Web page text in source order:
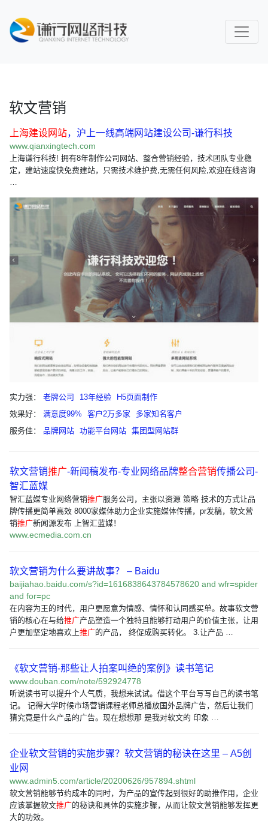
软文营销
上海建设网站，沪上一线高端网站建设公司-谦行科技
www.qianxingtech.com
上海谦行科技! 拥有8年制作公司网站、整合营销经验，技术团队专业稳
定，建站速度快免费建站，只需技术维护费,无需任何风险,欢迎在线咨询
…
实力强： 老牌公司 13年经验
H5页面制作
效果好：
满意度99% 客户2万多家
多家知名客户
服务佳：
品牌网站 功能平台网站 集团型网站群
软文营销推广-新闻稿发布-专业网络品牌整合营销传播公司-
智汇蓝媒
智汇蓝媒专业网络营销推广服务公司，主张以资源 策略 技术的方式让品
牌传播更简单高效 8000家媒体助力企业实施媒体传播，pr发稿，软文营
销推广新闻源发布 上智汇蓝媒！
www.ecmedia.com.cn
软文营销为什么要讲故事？ – Baidu
baijiahao.baidu.com/s?id=1616838643784578620 and wfr=spider
and for=pc
在内容为王的时代，用户更愿意为情感、情怀和认同感买单。故事软文营
销的核心在与给推广产品塑造一个独特且能够打动用户的价值主张，让用
户更加坚定地喜欢上推广的产品， 终促成购买转化。 3.让产品 …
《软文营销-那些让人拍案叫绝的案例》读书笔记
www.douban.com/note/592924778
听说读书可以提升个人气质，我想来试试。借这个平台写写自己的读书笔
记。 记得大学时候市场营销课程老师总播放国外品牌广告，然后让我们
猜究竟是什么产品的广告。现在想想那 是我对软文的 印象 …
企业软文营销的实施步骤？软文营销的秘诀在这里 – A5创
业网
www.admin5.com/article/20200626/957894.shtml
软文营销能够节约成本的同时，为产品的宣传起到很好的助推作用，企业
应该掌握软文推广的秘诀和具体的实施步骤，从而让软文营销能够发挥更
大的功效。